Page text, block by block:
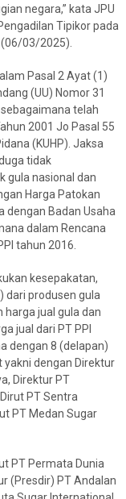
negara,” kata JPU
Tipikor pada
(06/03/2025).
Pasal 2 Ayat (1)
(UU) Nomor 31
telah
2001 Jo Pasal 55
(KUHP). Jaksa
tidak
gula nasional dan
Harga Patokan
dengan Badan Usaha
dalam Rencana
tahun 2016.
kesepakatan,
dari produsen gula
harga jual gula dan
jual dari PT PPI
dengan 8 (delapan)
dengan Direktur
Direktur PT
PT Sentra
PT Medan Sugar
PT Permata Dunia
(Presdir) PT Andalan